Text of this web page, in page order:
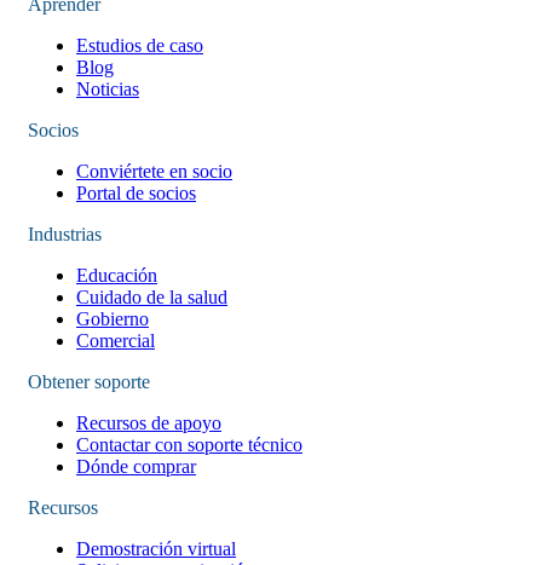
Estudios de caso
Blog
Noticias
Socios
Conviértete en socio
Portal de socios
Industrias
Educación
Cuidado de la salud
Gobierno
Comercial
Obtener soporte
Recursos de apoyo
Contactar con soporte técnico
Dónde comprar
Recursos
Demostración virtual